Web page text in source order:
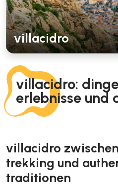
villacidro:
erlebnisse und
villacidro
villacidro
trekking und
traditionen